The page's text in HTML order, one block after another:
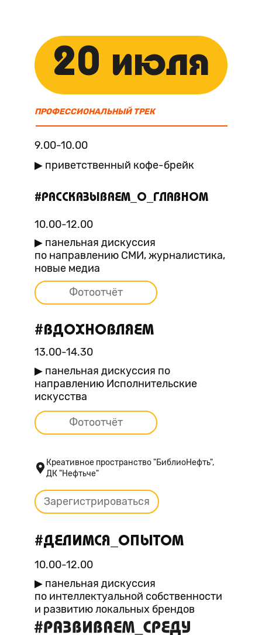
20 июля
ПРОФЕССИОНАЛЬНЫЙ ТРЕК
9.00-10.00
▶ приветственный кофе-брейк
#РАССКАЗЫВАЕМ_О_ГЛАВНОМ
10.00-12.00
▶ панельная дискуссия
по направлению СМИ, журналистика,
новые медиа
Фотоотчёт
#ВДОХНОВЛЯЕМ
13.00-14.30
▶ панельная дискуссия по
направлению Исполнительские
искусства
Фотоотчёт
Креативное пространство "БиблиоНефть",
ДК "Нефтьче"
Зарегистрироваться
#ДЕЛИМСЯ_ОПЫТОМ
10.00-12.00
▶ панельная дискуссия
по интеллектуальной собственности
и развитию локальных брендов